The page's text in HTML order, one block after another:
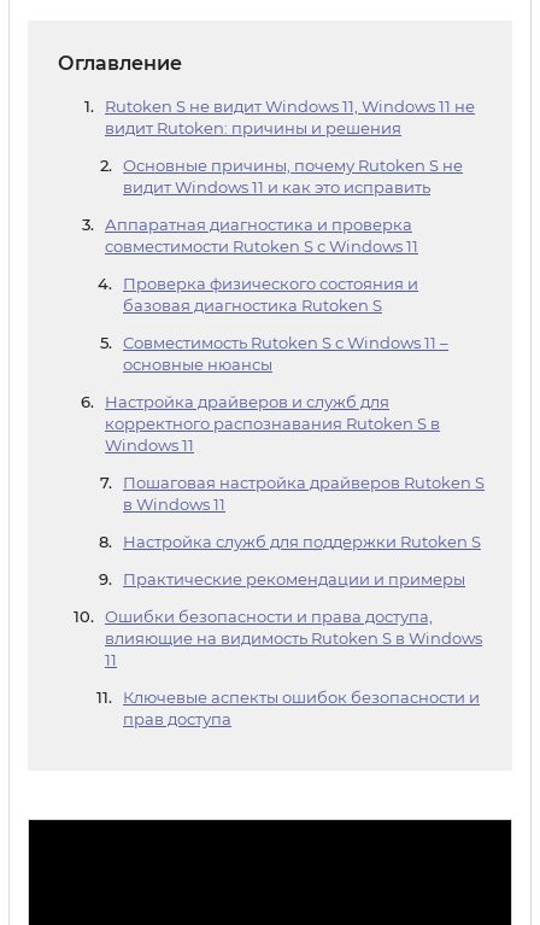
Оглавление
Rutoken S не видит Windows 11, Windows 11 не
видит Rutoken: причины и решения
Основные причины, почему Rutoken S не
видит Windows 11 и как это исправить
Аппаратная диагностика и проверка
совместимости Rutoken S с Windows 11
Проверка физического состояния и
базовая диагностика Rutoken S
Совместимость Rutoken S с Windows 11 –
основные нюансы
Настройка драйверов и служб для
корректного распознавания Rutoken S в
Windows 11
Пошаговая настройка драйверов Rutoken S
в Windows 11
Настройка служб для поддержки Rutoken S
Практические рекомендации и примеры
Ошибки безопасности и права доступа,
влияющие на видимость Rutoken S в Windows
11
Ключевые аспекты ошибок безопасности и
прав доступа